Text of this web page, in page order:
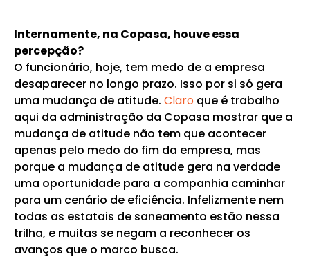
Internamente, na Copasa, houve essa
percepção?
O funcionário, hoje, tem medo de a empresa
desaparecer no longo prazo. Isso por si só gera
uma mudança de atitude. Claroque é trabalho
aqui da administração da Copasa mostrar que a
mudança de atitude não tem que acontecer
apenas pelo medo do fim da empresa, mas
porque a mudança de atitude gera na verdade
uma oportunidade para a companhia caminhar
para um cenário de eficiência. Infelizmente nem
todas as estatais de saneamento estão nessa
trilha, e muitas se negam a reconhecer os
avanços que o marco busca.